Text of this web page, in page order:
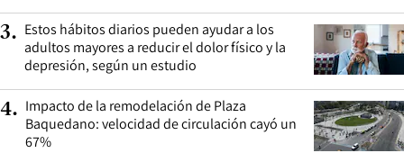
3. Estos hábitos diarios pueden ayudar a los
adultos mayores a reducir el dolor físico y la
depresión, según un estudio
4. Impacto de la remodelación de Plaza
Baquedano: velocidad de circulación cayó un
67%